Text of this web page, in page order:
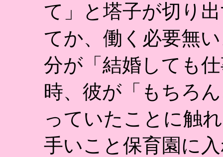
て」と塔子が切り
てか、働く必要無
分が「結婚しても
時、彼が「もちろ
っていたことに触
手いこと保育園に